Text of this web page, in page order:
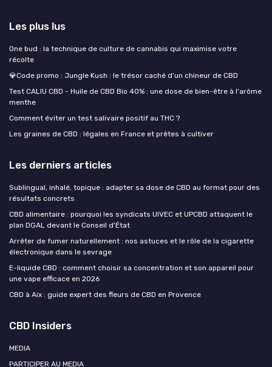
Les plus lus
One bud : la technique de culture de cannabis qui maximise votre
récolte
💎Code promo : Jungle Kush : le trésor caché d’un chineur de CBD
Test CALIU CBD - Huile de CBD Bio 40% : une dose de bien-être à l'arôme
menthe
Comment éviter un test salivaire positif au THC ?
Les graines de CBD : légales en France et prêtes à cultiver
Les derniers articles
Sublingual, inhalé, topique : adapter sa dose de CBD au format pour des
résultats concrets
CBD alimentaire : pourquoi les syndicats UIVEC et UPCBD attaquent le
plan DGAL devant le Conseil d'État
Arrêter de fumer naturellement : nos astuces et le rôle de la cigarette
électronique dans le sevrage
E-liquide CBD : comment choisir sa concentration et son appareil pour
une vape efficace en 2026
CBD à Aix : guide expert des fleurs de CBD en Provence
CBD Insiders
MEDIA
PARTICIPER AU MEDIA